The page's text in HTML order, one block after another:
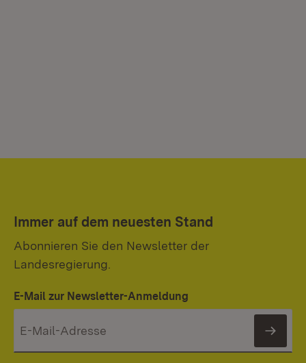
Immer auf dem neuesten Stand
Abonnieren Sie den Newsletter der
Landesregierung.
E-Mail zur Newsletter-Anmeldung